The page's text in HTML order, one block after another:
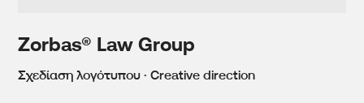
Zorbas® Law Group
Σχεδίαση λογότυπου · Creative direction